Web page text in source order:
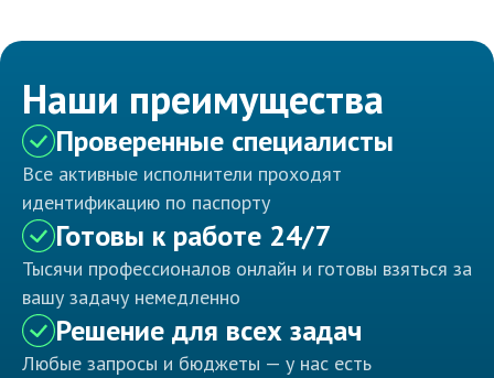
Наши преимущества
Проверенные специалисты
Все активные исполнители проходят
идентификацию по паспорту
Готовы к работе 24/7
Тысячи профессионалов онлайн и готовы взяться за
вашу задачу немедленно
Решение для всех задач
Любые запросы и бюджеты — у нас есть